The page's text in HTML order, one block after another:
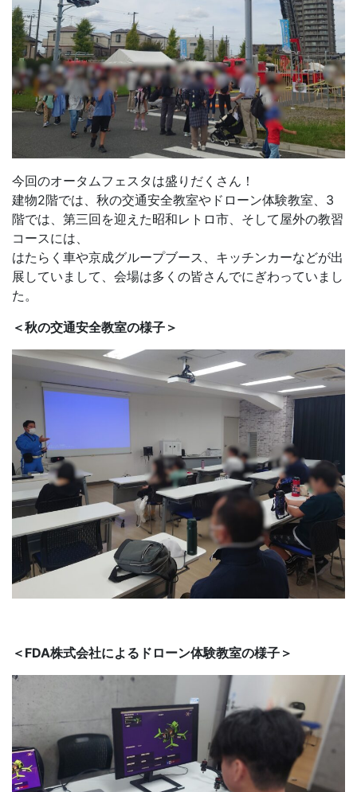
今回のオータムフェスタは盛りだくさん！
建物2階では、秋の交通安全教室やドローン体験教室、3
階では、第三回を迎えた昭和レトロ市、そして屋外の教習
コースには、
はたらく車や京成グループブース、キッチンカーなどが出
展していまして、会場は多くの皆さんでにぎわっていまし
た。
＜秋の交通安全教室の様子＞
＜FDA株式会社によるドローン体験教室の様子＞